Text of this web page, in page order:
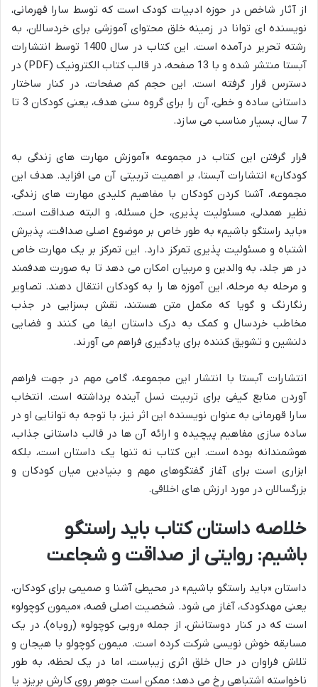
از آثار شاخص در حوزه ادبیات کودک است که توسط سارا قهرمانی،
نویسنده ای توانا در زمینه خلق محتوای آموزشی برای خردسالان، به
رشته تحریر درآمده است. این کتاب در سال 1400 توسط انتشارات
آبستا منتشر شده و با 13 صفحه، در قالب کتاب الکترونیک (PDF) در
دسترس قرار گرفته است. این حجم کم صفحات، در کنار ساختار
داستانی ساده و خطی، آن را برای گروه سنی هدف، یعنی کودکان 3 تا
7 سال، بسیار مناسب می سازد.
قرار گرفتن این کتاب در مجموعه «آموزش مهارت های زندگی به
کودکان» انتشارات آبستا، بر اهمیت تربیتی آن می افزاید. هدف این
مجموعه، آشنا کردن کودکان با مفاهیم کلیدی مهارت های زندگی،
نظیر همدلی، مسئولیت پذیری، حل مسئله، و البته صداقت است.
«باید راستگو باشیم» به طور خاص بر موضوع اصلی صداقت، پذیرش
اشتباه و مسئولیت پذیری تمرکز دارد. این تمرکز بر یک مهارت خاص
در هر جلد، به والدین و مربیان امکان می دهد تا به صورت هدفمند
و مرحله به مرحله، این آموزه ها را به کودکان انتقال دهند. تصاویر
رنگارنگ و گویا که مکمل متن هستند، نقش بسزایی در جذب
مخاطب خردسال و کمک به درک داستان ایفا می کنند و فضایی
دلنشین و تشویق کننده برای یادگیری فراهم می آورند.
انتشارات آبستا با انتشار این مجموعه، گامی مهم در جهت فراهم
آوردن منابع کیفی برای تربیت نسل آینده برداشته است. انتخاب
سارا قهرمانی به عنوان نویسنده این اثر نیز، با توجه به توانایی او در
ساده سازی مفاهیم پیچیده و ارائه آن ها در قالب داستانی جذاب،
هوشمندانه بوده است. این کتاب نه تنها یک داستان است، بلکه
ابزاری است برای آغاز گفتگوهای مهم و بنیادین میان کودکان و
بزرگسالان در مورد ارزش های اخلاقی.
خلاصه داستان کتاب باید راستگو
باشیم: روایتی از صداقت و شجاعت
داستان «باید راستگو باشیم» در محیطی آشنا و صمیمی برای کودکان،
یعنی مهدکودک، آغاز می شود. شخصیت اصلی قصه، «میمون کوچولو»
است که در کنار دوستانش، از جمله «روبی کوچولو» (روباه)، در یک
مسابقه خوش نویسی شرکت کرده است. میمون کوچولو با هیجان و
تلاش فراوان در حال خلق اثری زیباست، اما در یک لحظه، به طور
ناخواسته اشتباهی رخ می دهد؛ ممکن است جوهر روی کارش بریزد یا